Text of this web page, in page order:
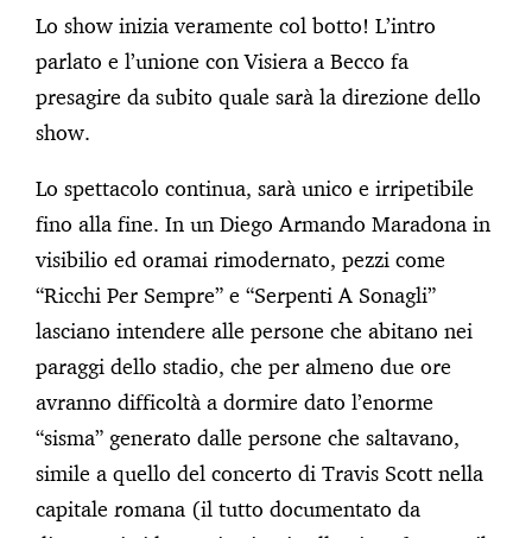
Lo show inizia veramente col botto! L’intro
parlato e l’unione con Visiera a Becco fa
presagire da subito quale sarà la direzione dello
show.
Lo spettacolo continua, sarà unico e irripetibile
fino alla fine. In un Diego Armando Maradona in
visibilio ed oramai rimodernato, pezzi come
“Ricchi Per Sempre” e “Serpenti A Sonagli”
lasciano intendere alle persone che abitano nei
paraggi dello stadio, che per almeno due ore
avranno difficoltà a dormire dato l’enorme
“sisma” generato dalle persone che saltavano,
simile a quello del concerto di Travis Scott nella
capitale romana (il tutto documentato da